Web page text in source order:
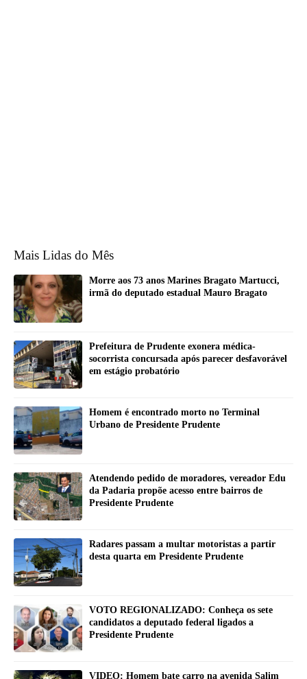
Mais Lidas do Mês
Morre aos 73 anos Marines Bragato Martucci,
irmã do deputado estadual Mauro Bragato
Prefeitura de Prudente exonera médica-
socorrista concursada após parecer desfavorável
em estágio probatório
Homem é encontrado morto no Terminal
Urbano de Presidente Prudente
Atendendo pedido de moradores, vereador Edu
da Padaria propõe acesso entre bairros de
Presidente Prudente
Radares passam a multar motoristas a partir
desta quarta em Presidente Prudente
VOTO REGIONALIZADO: Conheça os sete
candidatos a deputado federal ligados a
Presidente Prudente
VIDEO: Homem bate carro na avenida Salim